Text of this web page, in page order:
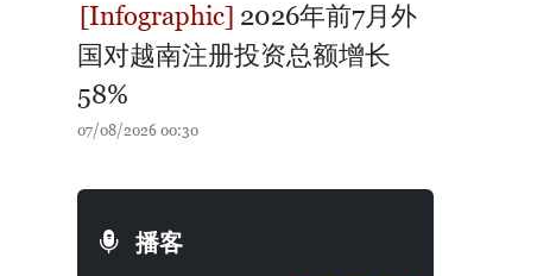
2026年前7月外
国对越南注册投资总额增长
58%
07/08/2026 00:30
播客